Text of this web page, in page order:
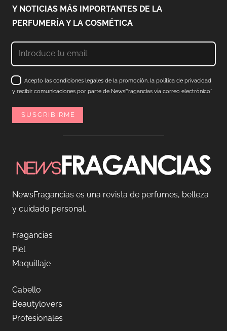
Y NOTICIAS MÁS IMPORTANTES DE LA
PERFUMERÍA Y LA COSMÉTICA
Acepto las condiciones legales de la promoción, la política de privacidad
y recibir comunicaciones por parte de NewsFragancias vía correo electrónico*
NewsFragancias es una revista de perfumes, belleza
y cuidado personal.
Fragancias
Piel
Maquillaje
Cabello
Beautylovers
Profesionales